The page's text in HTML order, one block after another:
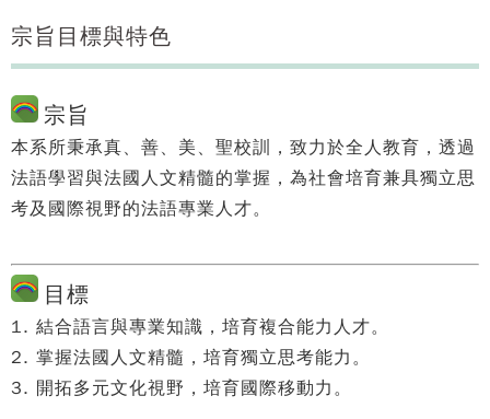
宗旨目標與特色
宗旨
本系所秉承真、善、美、聖校訓，致力於全人教育，透過
法語學習與法國人文精髓的掌握，為社會培育兼具獨立思
考及國際視野的法語專業人才。
目標
1. 結合語言與專業知識，培育複合能力人才。
2. 掌握法國人文精髓，培育獨立思考能力。
3. 開拓多元文化視野，培育國際移動力。